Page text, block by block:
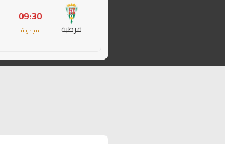
قرطبة
09:30
مجدولة